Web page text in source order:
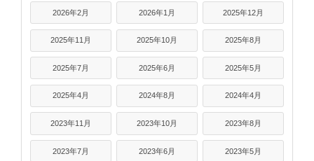
2026年2月 2026年1月 2025年12月
2025年11月 2025年10月 2025年8月
2025年7月 2025年6月 2025年5月
2025年4月 2024年8月 2024年4月
2023年11月 2023年10月 2023年8月
2023年7月 2023年6月 2023年5月